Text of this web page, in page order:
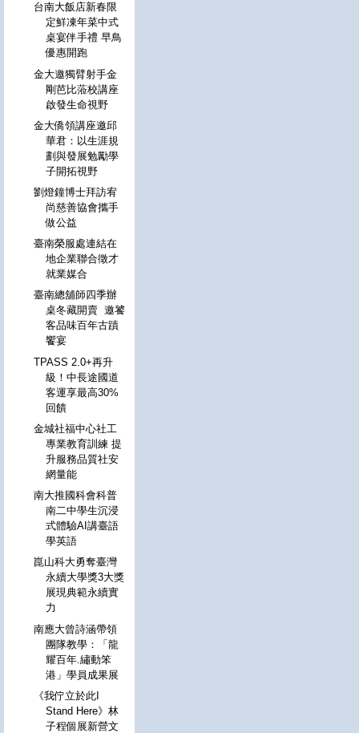
台南大飯店新春限
定鮮凍年菜中式
桌宴伴手禮 早鳥
優惠開跑
金大邀獨臂射手金
剛芭比蒞校講座
啟發生命視野
金大僑領講座邀邱
華君：以生涯規
劃與發展勉勵學
子開拓視野
劉燈鐘博士拜訪宥
尚慈善協會攜手
做公益
臺南榮服處連結在
地企業聯合徵才
就業媒合
臺南總舖師四季辦
桌冬藏開賣 邀饕
客品味百年古蹟
饗宴
TPASS 2.0+再升
級！中長途國道
客運享最高30%
回饋
金城社福中心社工
專業教育訓練 提
升服務品質社安
網量能
南大推國科會科普
南二中學生沉浸
式體驗AI講臺語
學英語
崑山科大勇奪臺灣
永續大學獎3大獎
展現典範永續實
力
南應大曾詩涵帶領
團隊教學：「龍
耀百年.繡動笨
港」學員成果展
《我佇立於此I
Stand Here》林
子程個展新營文